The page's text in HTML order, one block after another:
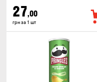
27,00
грн за 1 шт